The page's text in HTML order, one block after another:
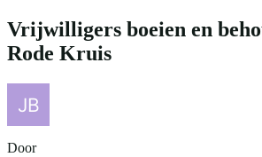
Vrijwilligers boeien en
Rode Kruis
Door